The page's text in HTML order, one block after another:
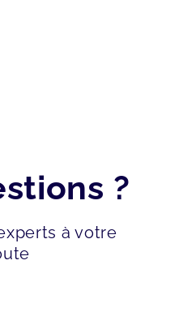
?
à votre